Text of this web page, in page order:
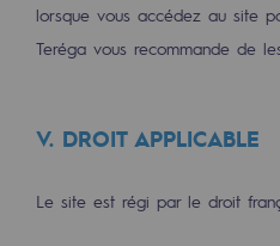
Objectif
Objectif
lorsque vous accédez au site
Teréga vous recommande de
V. DROIT APPLICABLE
Le site est régi par le droit